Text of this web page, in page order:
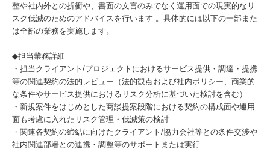
整や社内外との折衝や、書面の文言のみでなく運用面での現実的なリ
スク低減のためのアドバイスを行います 。具体的には以下の一部また
は全部の業務を実施します。
◆担当業務詳細
・担当クライアント/プロジェクトにおけるサービス提供・調達・提携
等の関連契約の法的レビュー（法的観点および社内ポリシー、商業的
な条件やサービス提供におけるリスク分析に基づいた検討を含む）
・新規案件をはじめとした商談提案段階における契約の構成面や運用
面も考慮に入れたリスク管理・低減策の検討
・関連各契約の締結に向けたクライアント/協力会社等との条件交渉や
社内関連部署との連携・調整等のサポートまたは実行